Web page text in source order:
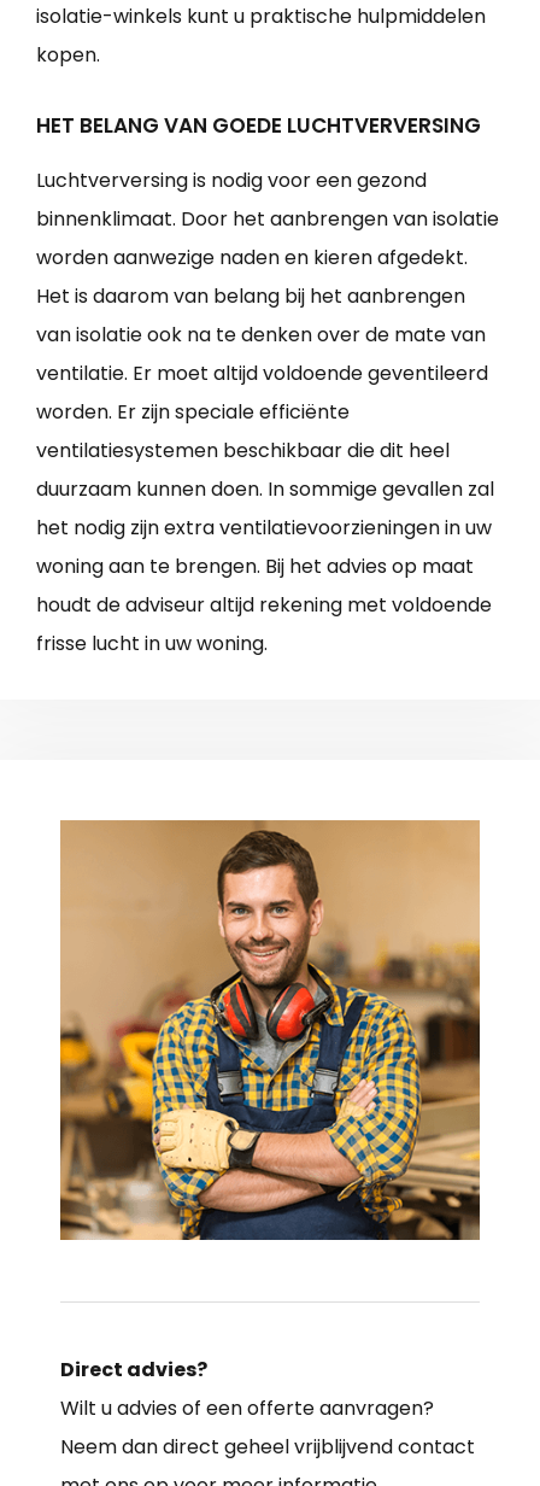
isolatie-winkels kunt u praktische hulpmiddelen
kopen.
HET BELANG VAN GOEDE LUCHTVERVERSING
Luchtverversing is nodig voor een gezond
binnenklimaat. Door het aanbrengen van isolatie
worden aanwezige naden en kieren afgedekt.
Het is daarom van belang bij het aanbrengen
van isolatie ook na te denken over de mate van
ventilatie. Er moet altijd voldoende geventileerd
worden. Er zijn speciale efficiënte
ventilatiesystemen beschikbaar die dit heel
duurzaam kunnen doen. In sommige gevallen zal
het nodig zijn extra ventilatie­voorzieningen in uw
woning aan te brengen. Bij het advies op maat
houdt de adviseur altijd rekening met voldoende
frisse lucht in uw woning.
Direct advies?
Wilt u advies of een offerte aanvragen?
Neem dan direct geheel vrijblijvend contact